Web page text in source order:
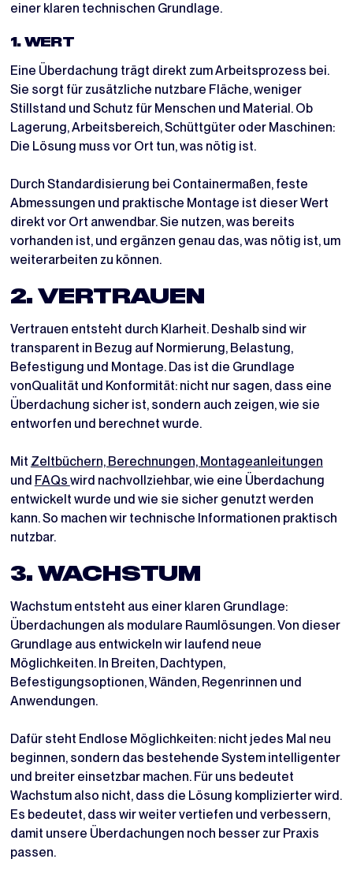
einer klaren technischen Grundlage.
1. WERT
Eine Überdachung trägt direkt zum Arbeitsprozess bei.
Sie sorgt für zusätzliche nutzbare Fläche, weniger
Stillstand und Schutz für Menschen und Material. Ob
Lagerung, Arbeitsbereich, Schüttgüter oder Maschinen:
Die Lösung muss vor Ort tun, was nötig ist.
Durch Standardisierung bei Containermaßen, feste
Abmessungen und praktische Montage ist dieser Wert
direkt vor Ort anwendbar. Sie nutzen, was bereits
vorhanden ist, und ergänzen genau das, was nötig ist, um
weiterarbeiten zu können.
2. VERTRAUEN
Vertrauen entsteht durch Klarheit. Deshalb sind wir
transparent in Bezug auf Normierung, Belastung,
Befestigung und Montage. Das ist die Grundlage
vonQualität und Konformität: nicht nur sagen, dass eine
Überdachung sicher ist, sondern auch zeigen, wie sie
entworfen und berechnet wurde.
Mit Zeltbüchern, Berechnungen, Montageanleitungen
und FAQs wird nachvollziehbar, wie eine Überdachung
entwickelt wurde und wie sie sicher genutzt werden
kann. So machen wir technische Informationen praktisch
nutzbar.
3. WACHSTUM
Wachstum entsteht aus einer klaren Grundlage:
Überdachungen als modulare Raumlösungen. Von dieser
Grundlage aus entwickeln wir laufend neue
Möglichkeiten. In Breiten, Dachtypen,
Befestigungsoptionen, Wänden, Regenrinnen und
Anwendungen.
Dafür steht Endlose Möglichkeiten: nicht jedes Mal neu
beginnen, sondern das bestehende System intelligenter
und breiter einsetzbar machen. Für uns bedeutet
Wachstum also nicht, dass die Lösung komplizierter wird.
Es bedeutet, dass wir weiter vertiefen und verbessern,
damit unsere Überdachungen noch besser zur Praxis
passen.